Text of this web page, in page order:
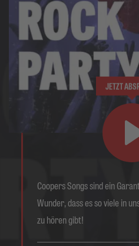
JETZT
Coopers Songs sind ein
Wunder, dass es so viele in
zu hören gibt!